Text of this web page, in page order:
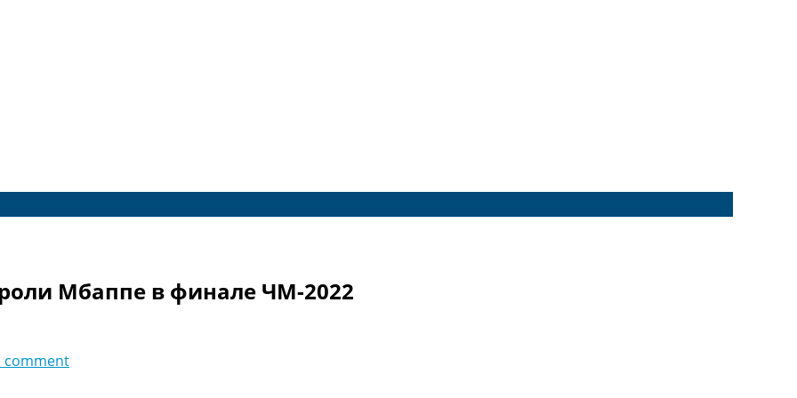
Мбаппе в финале ЧМ-2022
comment